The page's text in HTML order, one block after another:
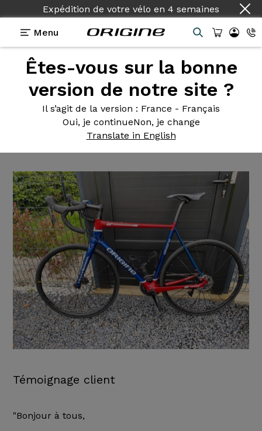
Expédition de votre vélo en 4 semaines
Menu
Êtes-vous sur la bonne
version de notre site ?
Il s’agit de la version : France - Français
Oui, je continueNon, je change
Translate in English
Témoignages>Axxome II GT - R7000 - Mavic
Axxome II GT - R7000 - Mavic
Ksyrium Elite
Témoignage client
"Bonjour à tous,